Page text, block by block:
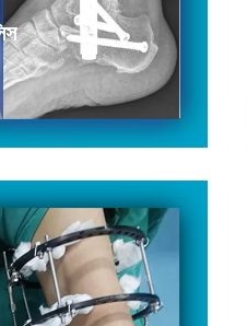
এবং সাবটেলার জয়েন্টের
বা প্সেউডোআর্থ্রোসিস
বা হাড়ের সংক্রমণ